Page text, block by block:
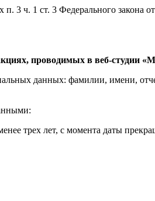
п. 3 ч. 1 ст. 3 Федерального закона
проводимых в веб-студии
данных: фамилии, имени,
трех лет, с момента даты